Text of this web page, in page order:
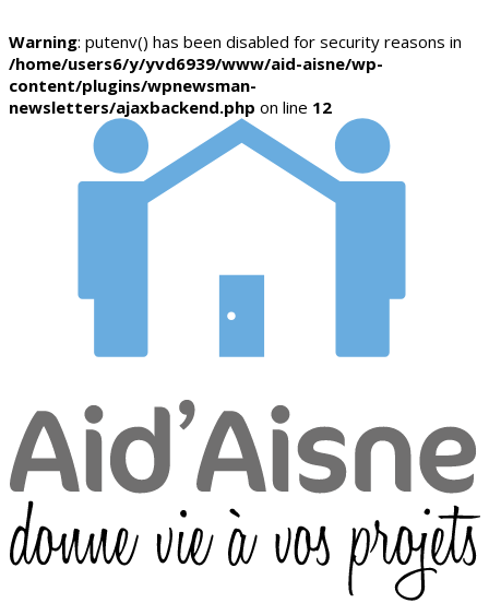
Warning: putenv() has been disabled for security reasons in
/home/users6/y/yvd6939/www/aid-aisne/wp-
content/plugins/wpnewsman-
newsletters/ajaxbackend.php on line 12